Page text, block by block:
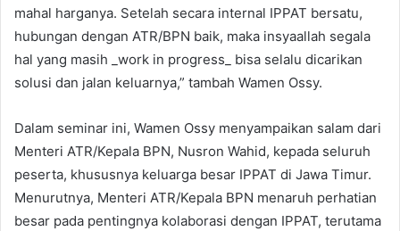
mahal harganya. Setelah secara internal IPPAT bersatu,
hubungan dengan ATR/BPN baik, maka insyaallah segala
hal yang masih _work in progress_ bisa selalu dicarikan
solusi dan jalan keluarnya,” tambah Wamen Ossy.
Dalam seminar ini, Wamen Ossy menyampaikan salam dari
Menteri ATR/Kepala BPN, Nusron Wahid, kepada seluruh
peserta, khususnya keluarga besar IPPAT di Jawa Timur.
Menurutnya, Menteri ATR/Kepala BPN menaruh perhatian
besar pada pentingnya kolaborasi dengan IPPAT, terutama